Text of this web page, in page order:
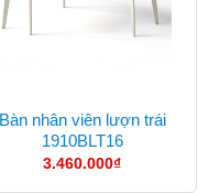
Bàn nhân viên lượn trái
1910BLT16
3.460.000₫